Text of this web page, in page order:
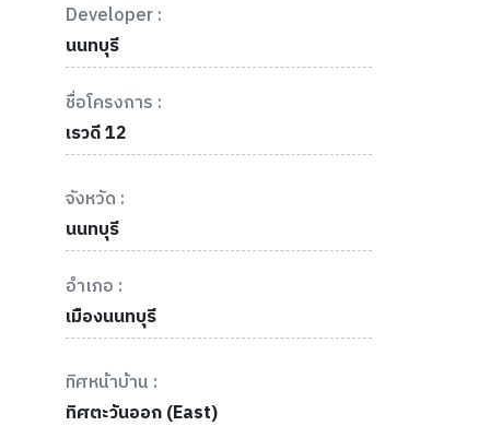
Developer :
นนทบุรี
ชื่อโครงการ :
เรวดี 12
จังหวัด :
นนทบุรี
อำเภอ :
เมืองนนทบุรี
ทิศหน้าบ้าน :
ทิศตะวันออก (East)